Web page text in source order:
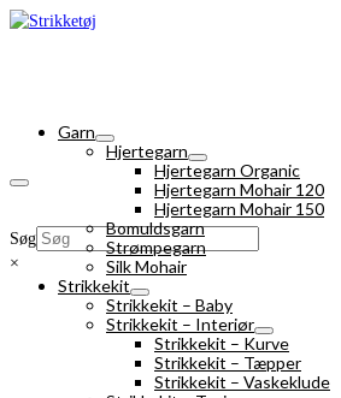
Søg
×
Garn
Hjertegarn
Hjertegarn Organic
Hjertegarn Mohair 120
Hjertegarn Mohair 150
Bomuldsgarn
Strømpegarn
Silk Mohair
Strikkekit
Strikkekit – Baby
Strikkekit – Interiør
Strikkekit – Kurve
Strikkekit – Tæpper
Strikkekit – Vaskeklude